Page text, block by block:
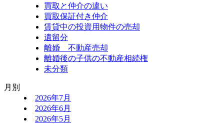
買取と仲介の違い
買取保証付き仲介
賃貸中の投資用物件の売却
遺留分
離婚 不動産売却
離婚後の子供の不動産相続権
未分類
月別
2026年7月
2026年6月
2026年5月